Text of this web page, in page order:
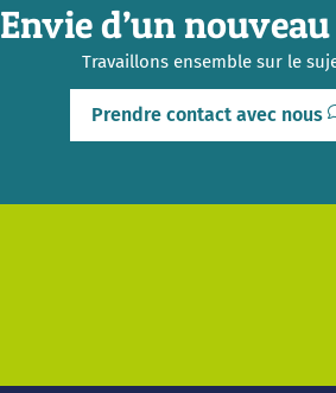
Envie d’un
Travaillons ensemble sur le
Prendre contact avec nous